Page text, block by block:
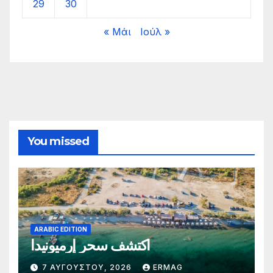
29 30
« Μάι Ιούλ »
You missed
ARABIC EDITION
اكتشف سحر إرميونيدا
7 ΑΥΓΟΎΣΤΟΥ, 2026 ERMAG